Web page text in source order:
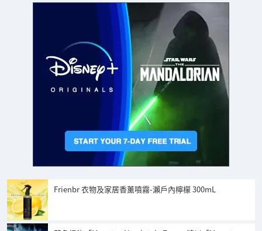
Frienbr 衣物及家居香薰噴霧-瀨戶內檸檬 300mL